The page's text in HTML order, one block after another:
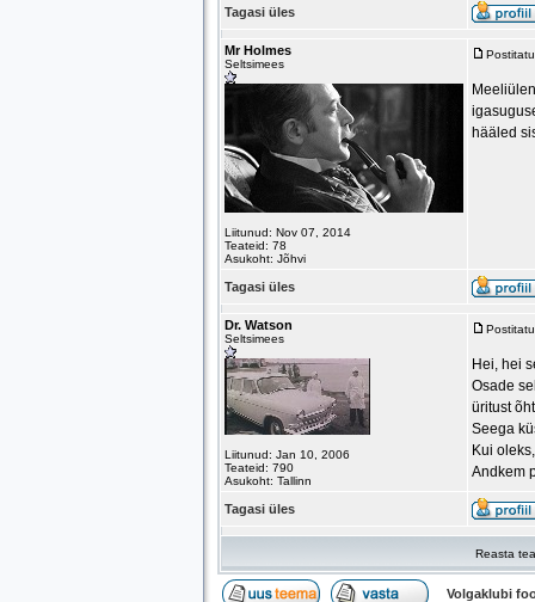
Tagasi üles
Mr Holmes
Seltsimees
Liitunud: Nov 07, 2014
Teateid: 78
Asukoht: Jõhvi
hääled
Tagasi üles
Dr. Watson
Seltsimees
Liitunud: Jan 10, 2006
Teateid: 790
Asukoht: Tallinn
Hei, hei
Osade
üritust
Seega
Kui
Andkem
Tagasi üles
Reasta
Volgaklubi